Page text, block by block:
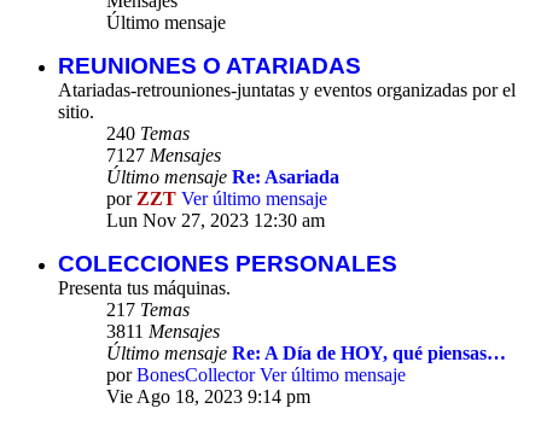
Último mensaje
REUNIONES O ATARIADAS
Atariadas-retrouniones-juntatas y eventos organizadas por el
sitio.
240 Temas
7127 Mensajes
Último mensaje Re: Asariada
porZZT Ver último mensaje
Lun Nov 27, 2023 12:30 am
COLECCIONES PERSONALES
Presenta tus máquinas.
217 Temas
3811 Mensajes
Último mensaje Re: A Día de HOY, qué piensas…
porBonesCollector Ver último mensaje
Vie Ago 18, 2023 9:14 pm